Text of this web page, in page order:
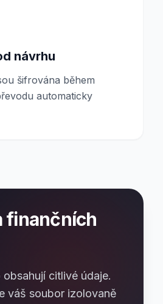
návrhu
šifrována během
automaticky
finančních
citlivé údaje.
váš soubor izolovaně